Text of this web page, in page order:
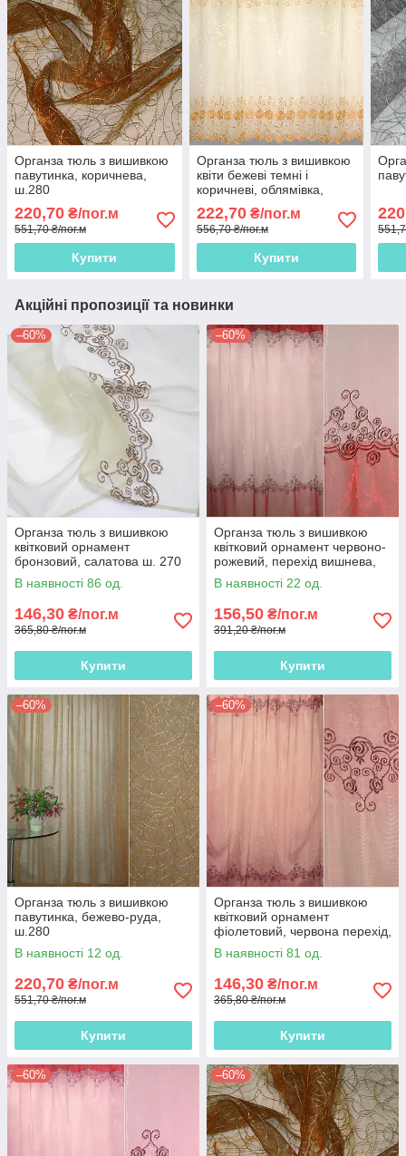
Органза тюль з вишивкою
павутинка, коричнева,
ш.280
220,70 ₴/пог.м
551,70 ₴/пог.м
Купити
Органза тюль з вишивкою
квіти бежеві темні і
коричневі, облямівка,
вершкова, ш.270
222,70₴/пог.м
556,70 ₴/пог.м
Купити
Акційні пропозиції та новинки
–60%
Органза тюль з вишивкою
квітковий орнамент
бронзовий, салатова ш. 270
В наявності 86 од.
146,30 ₴/пог.м
365,80 ₴/пог.м
Купити
–60%
Органза тюль з вишивкою
квітковий орнамент червоно-
рожевий, перехід вишнева,
ш.270
В наявності 22 од.
156,50 ₴/пог.м
391,20 ₴/пог.м
Купити
–60%
Органза тюль з вишивкою
павутинка, бежево-руда,
ш.280
В наявності 12 од.
220,70 ₴/пог.м
551,70 ₴/пог.м
Купити
–60%
Органза тюль з вишивкою
квітковий орнамент
фіолетовий, червона перехід,
ш.275
В наявності 81 од.
146,30 ₴/пог.м
365,80 ₴/пог.м
Купити
–60% –60%